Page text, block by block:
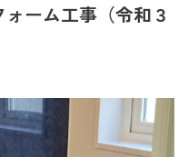
ーム工事（令和３